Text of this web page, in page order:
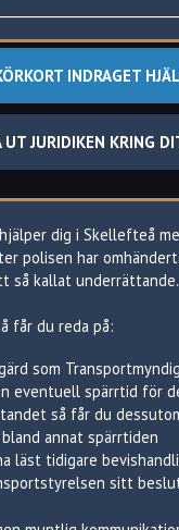
Skellefteå
kommun,
,
Bureå
Burträsk
Byske
Ersmark
Jörn
Kusmark
INDRAGET
UT JURIDIKEN KRING
dig i Skellefteå
polisen har
så kallat underrättande.
får du reda på:
som
eventuell spärrtid för
så får du
annat spärrtiden
läst tidigare
sitt